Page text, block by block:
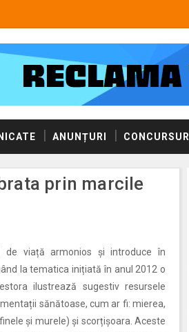
ANUNȚURI CONCURSURI
prin marcile
de viață armonios și introduce în
la tematica inițiată în anul 2012 o
ilustrează sugestiv resursele
sănătoase, cum ar fi: mierea,
și murele) și scorțișoara. Aceste